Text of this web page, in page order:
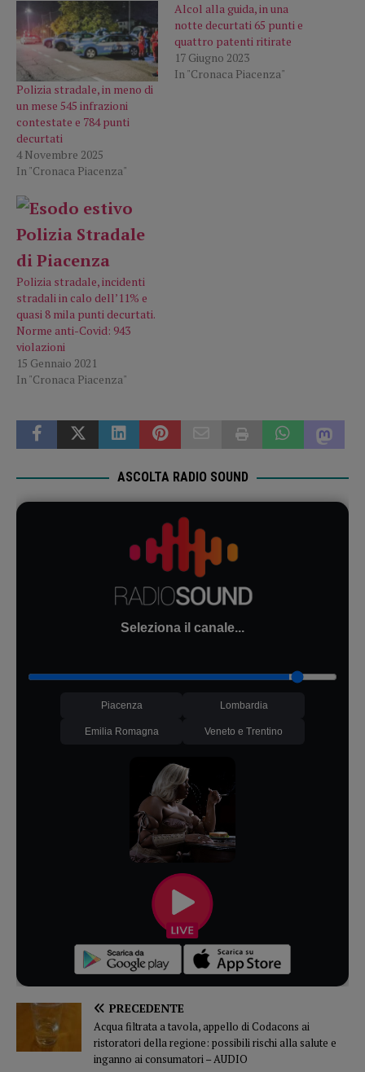
Polizia stradale, in meno di
un mese 545 infrazioni
contestate e 784 punti
decurtati
4 Novembre 2025
In "Cronaca Piacenza"
Alcol alla guida, in una
notte decurtati 65 punti e
quattro patenti ritirate
17 Giugno 2023
In "Cronaca Piacenza"
Polizia stradale, incidenti
stradali in calo dell’11% e
quasi 8 mila punti decurtati.
Norme anti-Covid: 943
violazioni
15 Gennaio 2021
In "Cronaca Piacenza"
ASCOLTA RADIO SOUND
Seleziona il canale...
Piacenza Lombardia
Emilia Romagna Veneto e Trentino
PRECEDENTE
Acqua filtrata a tavola, appello di Codacons ai
ristoratori della regione: possibili rischi alla salute e
inganno ai consumatori – AUDIO